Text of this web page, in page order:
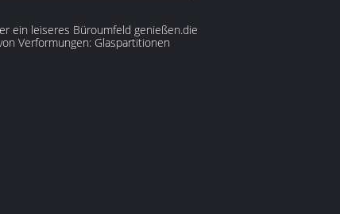
ein leiseres Büroumfeld genießen.die
Verformungen: Glaspartitionen